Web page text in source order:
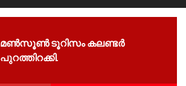
മൺസൂൺ ടൂറിസം കലണ്ടർ
പുറത്തിറക്കി.